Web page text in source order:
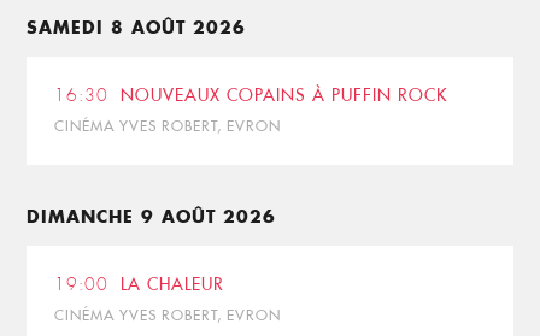
SAMEDI 8 AOÛT 2026
16:30 NOUVEAUX COPAINS À PUFFIN ROCK
CINÉMA YVES ROBERT, EVRON
DIMANCHE 9 AOÛT 2026
19:00 LA CHALEUR
CINÉMA YVES ROBERT, EVRON